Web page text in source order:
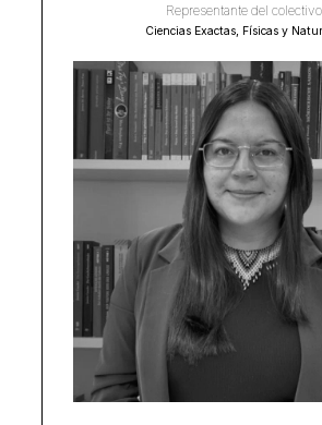
Representante del colectivo
Ciencias Exactas, Físicas y